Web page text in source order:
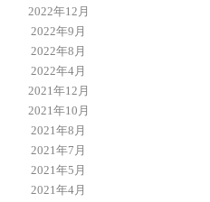
2022年12月
2022年9月
2022年8月
2022年4月
2021年12月
2021年10月
2021年8月
2021年7月
2021年5月
2021年4月